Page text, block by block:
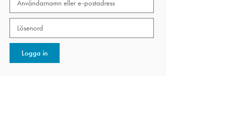
Logga in